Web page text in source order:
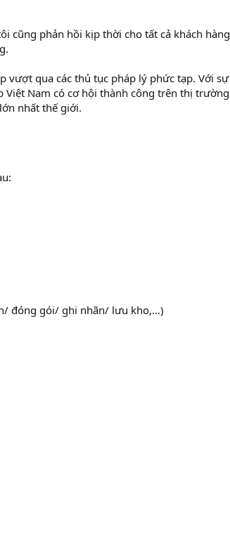
cũng phản hồi kịp thời cho tất cả khách hàng
vượt qua các thủ tục pháp lý phức tạp. Với sự
Nam có cơ hội thành công trên thị trường
nhất thế giới.
đóng gói/ ghi nhãn/ lưu kho,…)